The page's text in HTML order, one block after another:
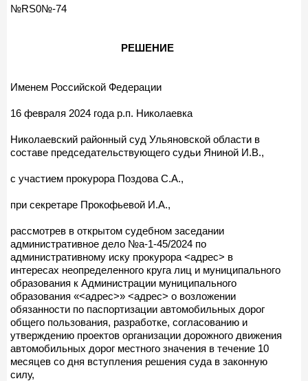
№RS0№-74
РЕШЕНИЕ
Именем Российской Федерации
16 февраля 2024 года р.п. Николаевка
Николаевский районный суд Ульяновской области в
составе председательствующего судьи Яниной И.В.,
с участием прокурора Поздова С.А.,
при секретаре Прокофьевой И.А.,
рассмотрев в открытом судебном заседании
административное дело №а-1-45/2024 по
административному иску прокурора <адрес> в
интересах неопределенного круга лиц и муниципального
образования к Администрации муниципального
образования «<адрес>» <адрес> о возложении
обязанности по паспортизации автомобильных дорог
общего пользования, разработке, согласованию и
утверждению проектов организации дорожного движения
автомобильных дорог местного значения в течение 10
месяцев со дня вступления решения суда в законную
силу,